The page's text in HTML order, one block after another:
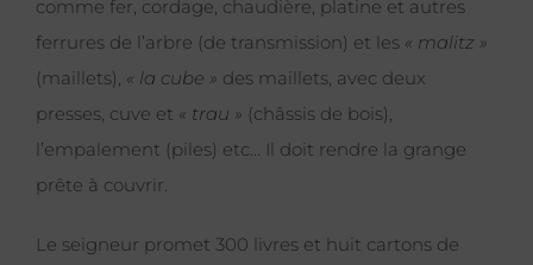
comme fer, cordage, chaudière, platine et autres
ferrures de l’arbre (de transmission) et les « malitz »
(maillets), « la cube » des maillets, avec deux
presses, cuve et « trau » (châssis de bois),
l’empalement (piles) etc… Il doit rendre la grange
prête à couvrir.
Le seigneur promet 300 livres et huit cartons de